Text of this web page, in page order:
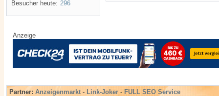
Besucher heute: 296
Anzeige
Partner: Anzeigenmarkt - Link-Joker - FULL SEO Service